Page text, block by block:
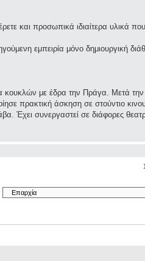
και προσωπικά ιδιαίτερα υλικά
εμπειρία μόνο δημιουργική
κουκλών με έδρα την Πράγα. Μετά
πρακτική άσκηση σε στούντιο
Έχει συνεργαστεί σε διάφορες